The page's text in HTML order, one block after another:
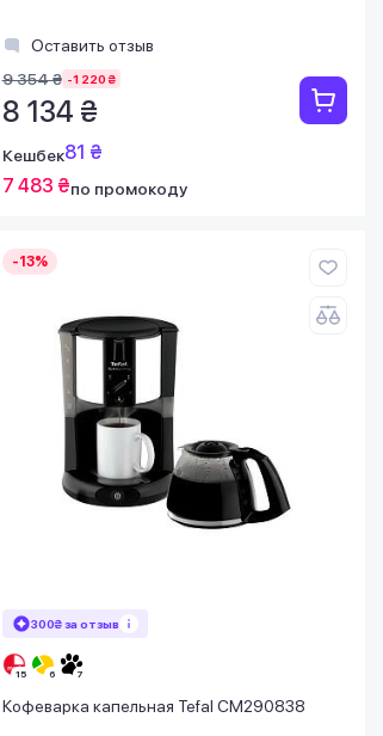
Оставить отзыв
9 354 ₴ -1 220 ₴
8 134 ₴
Кешбек81 ₴
7 483 ₴по промокоду
-13%
300₴ за отзыв
Кофеварка капельная Tefal CM290838